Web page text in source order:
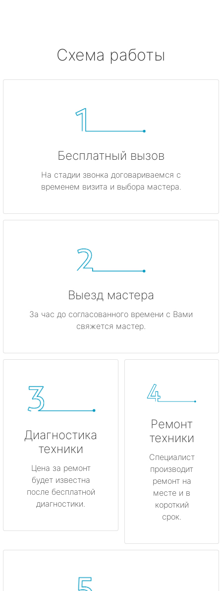
Схема работы
Бесплатный вызов
На стадии звонка договариваемся с
временем визита и выбора мастера.
Выезд мастера
За час до согласованного времени с Вами
свяжется мастер.
Диагностика
техники
Цена за ремонт
будет известна
после бесплатной
диагностики.
Ремонт
техники
Специалист
производит
ремонт на
месте и в
короткий
срок.